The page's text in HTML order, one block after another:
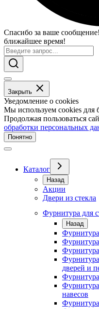
Спасибо за ваше
ближайшее время!
Закрыть
Уведомление о cookies
Мы используем cookies для
Продолжая пользоваться
обработки персональных
Понятно
Каталог
Назад
Акции
Двери из стекла
Фурнитура для
Назад
дверей и
навесов